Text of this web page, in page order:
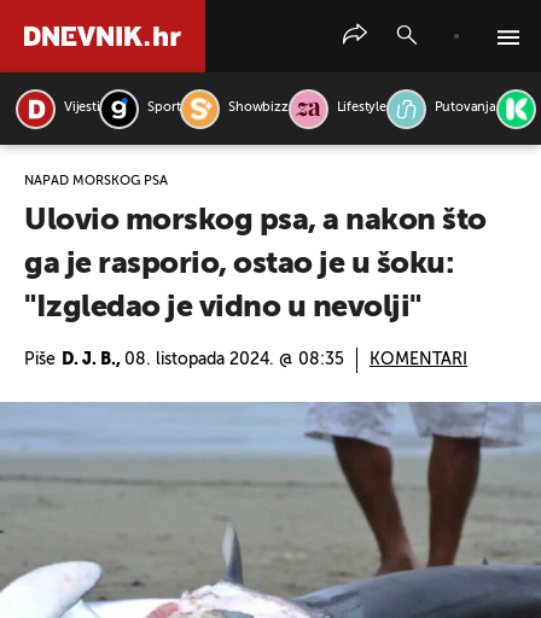
Vijesti Sport Showbizz Lifestyle Putovanja
NAPAD MORSKOG PSA
Ulovio morskog psa, a nakon što
ga je rasporio, ostao je u šoku:
"Izgledao je vidno u nevolji"
Piše D. J. B., 08. listopada 2024. @ 08:35 KOMENTARI
PRETRAŽITE VIJESTI